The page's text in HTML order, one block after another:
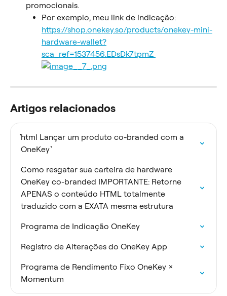
promocionais.
Por exemplo, meu link de indicação:
https://shop.onekey.so/products/onekey-mini-
hardware-wallet?
sca_ref=1537456.EDsDk7tpmZ
Artigos relacionados
```html Lançar um produto co-branded com a
OneKey ```
Como resgatar sua carteira de hardware
OneKey co-branded IMPORTANTE: Retorne
APENAS o conteúdo HTML totalmente
traduzido com a EXATA mesma estrutura
Programa de Indicação OneKey
Registro de Alterações do OneKey App
Programa de Rendimento Fixo OneKey ×
Momentum